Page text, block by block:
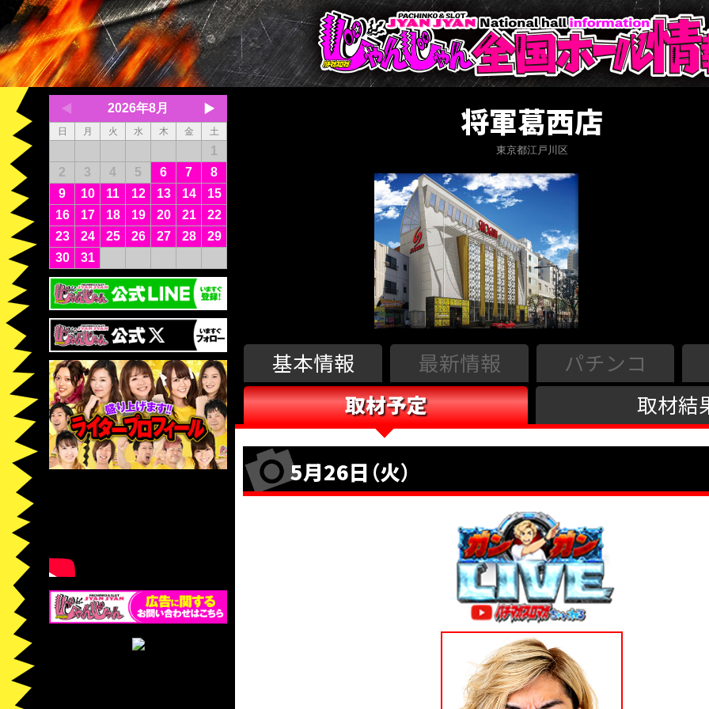
2026年8月
日 月 火 水 木 金 土
1
2
3 4 5 6 7
8
9
10 11 12 13 14
15
16
17 18 19 20 21
22
23
24 25 26 27 28
29
30
31
将軍葛西店
東京都江戸川区
基本情報 最新情報 パチンコ
取材予定
取材結
5月26日（火）